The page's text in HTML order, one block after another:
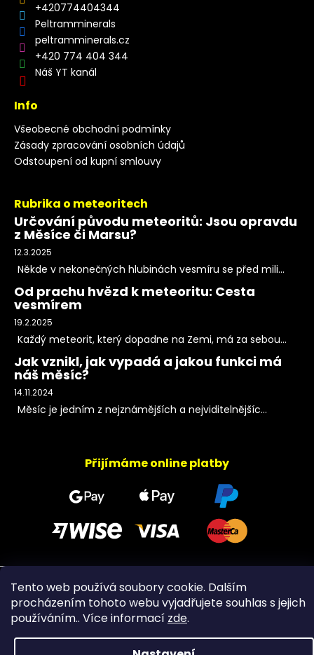
Tento web používá soubory cookie. Dalším
procházením tohoto webu vyjadřujete souhlas s jejich
používáním.. Více informací zde.
+420774404344
Peltramminerals
peltramminerals.cz
+420 774 404 344
Náš YT kanál
Info
Všeobecné obchodní podmínky
Zásady zpracování osobních údajů
Odstoupení od kupní smlouvy
Rubrika o meteoritech
Určování původu meteoritů: Jsou opravdu
z Měsíce či Marsu?
12.3.2025
Někde v nekonečných hlubinách vesmíru se před mili...
Od prachu hvězd k meteoritu: Cesta
vesmírem
19.2.2025
Každý meteorit, který dopadne na Zemi, má za sebou...
Jak vznikl, jak vypadá a jakou funkci má
náš měsíc?
14.11.2024
Měsíc je jedním z nejznámějších a nejviditelnějšíc...
Přijímáme online platby
Copyright 2026PeltramMinerals. Všechna práva
vyhrazena.